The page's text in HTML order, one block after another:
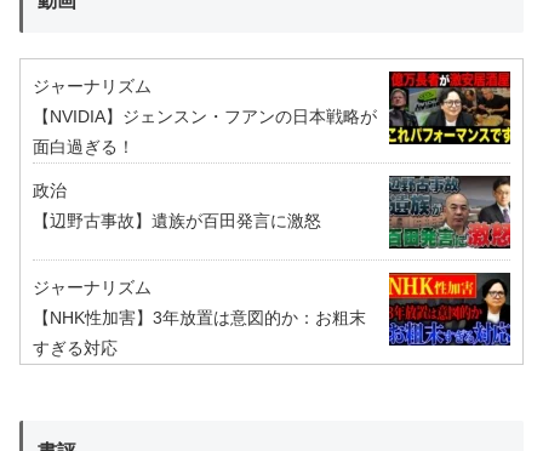
ジャーナリズム
【NVIDIA】ジェンスン・フアンの日本戦略が
面白過ぎる！
政治
【辺野古事故】遺族が百田発言に激怒
ジャーナリズム
【NHK性加害】3年放置は意図的か：お粗末
すぎる対応